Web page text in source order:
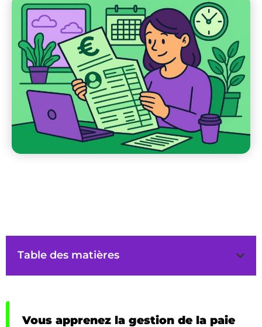
Table des matières
Vous apprenez la gestion de la paie